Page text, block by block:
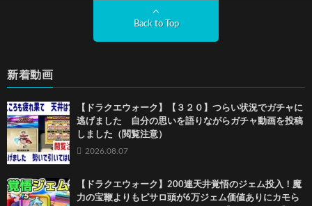
Back to Top
新着動画
【ドラクエウォーク】【３２０】つらい状況でガチャに
逃げました 自分の思いを語りながらガチャ動画を投稿
しました（閲覧注意）
2026.08.07
【ドラクエウォーク】200連天井覚悟のジェム投入！魔
力の宝鞭よりもピサロ頭が6万ジェム価値ありにカモら